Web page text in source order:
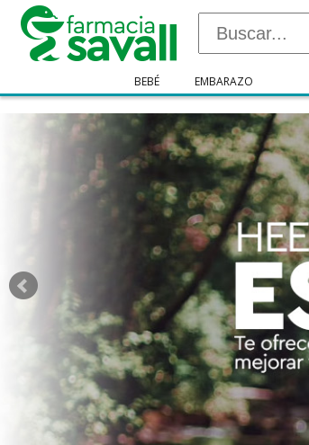
BEBÉ EMBARAZO